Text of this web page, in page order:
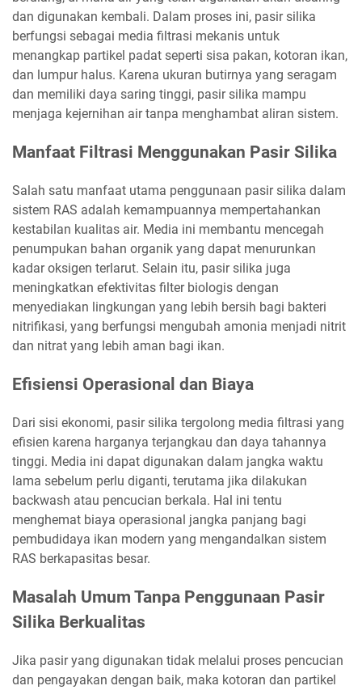
dan digunakan kembali. Dalam proses ini, pasir silika
berfungsi sebagai media filtrasi mekanis untuk
menangkap partikel padat seperti sisa pakan, kotoran ikan,
dan lumpur halus. Karena ukuran butirnya yang seragam
dan memiliki daya saring tinggi, pasir silika mampu
menjaga kejernihan air tanpa menghambat aliran sistem.
Manfaat Filtrasi Menggunakan Pasir Silika
Salah satu manfaat utama penggunaan pasir silika dalam
sistem RAS adalah kemampuannya mempertahankan
kestabilan kualitas air. Media ini membantu mencegah
penumpukan bahan organik yang dapat menurunkan
kadar oksigen terlarut. Selain itu, pasir silika juga
meningkatkan efektivitas filter biologis dengan
menyediakan lingkungan yang lebih bersih bagi bakteri
nitrifikasi, yang berfungsi mengubah amonia menjadi nitrit
dan nitrat yang lebih aman bagi ikan.
Efisiensi Operasional dan Biaya
Dari sisi ekonomi, pasir silika tergolong media filtrasi yang
efisien karena harganya terjangkau dan daya tahannya
tinggi. Media ini dapat digunakan dalam jangka waktu
lama sebelum perlu diganti, terutama jika dilakukan
backwash atau pencucian berkala. Hal ini tentu
menghemat biaya operasional jangka panjang bagi
pembudidaya ikan modern yang mengandalkan sistem
RAS berkapasitas besar.
Masalah Umum Tanpa Penggunaan Pasir
Silika Berkualitas
Jika pasir yang digunakan tidak melalui proses pencucian
dan pengayakan dengan baik, maka kotoran dan partikel